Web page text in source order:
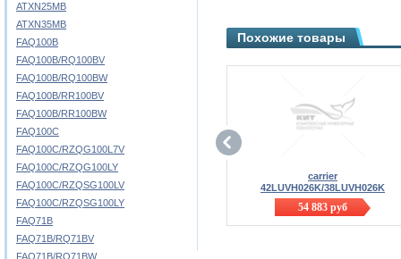
Похожие товары
carrier
42LUVH026K/38LUVH026K
54 883 руб
ATXN25MB
ATXN35MB
FAQ100B
FAQ100B/RQ100BV
FAQ100B/RQ100BW
FAQ100B/RR100BV
FAQ100B/RR100BW
FAQ100C
FAQ100C/RZQG100L7V
FAQ100C/RZQG100LY
FAQ100C/RZQSG100LV
FAQ100C/RZQSG100LY
FAQ71B
FAQ71B/RQ71BV
FAQ71B/RQ71BW